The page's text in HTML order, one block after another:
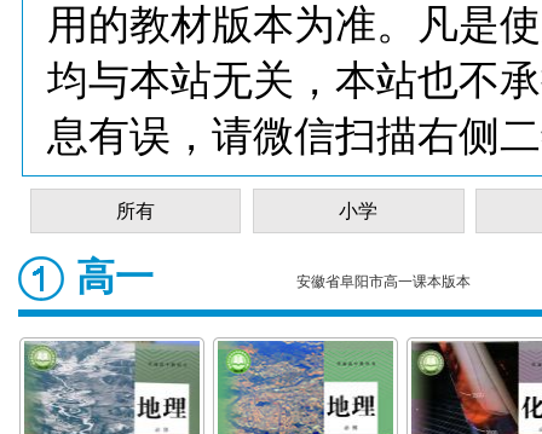
用的教材版本为准。凡是
均与本站无关，本站也不
息有误，请微信扫描右侧
所有 小学
高一 安徽省阜阳市高一课本版本